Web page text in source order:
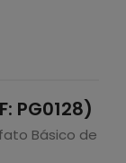
PG0128)
Básico de